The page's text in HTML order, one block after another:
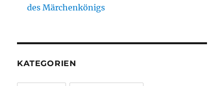
des Märchenkönigs
KATEGORIEN